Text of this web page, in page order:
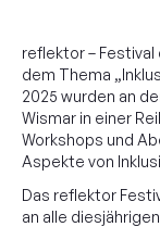
reflektor –
dem Thema
2025 wurden an
Wismar in einer
Workshops und
Aspekte von
Das reflektor
an alle